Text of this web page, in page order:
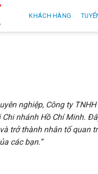
KHÁCH HÀNG
nghiệp, Công ty TNHH
nhánh Hồ Chí Minh.
trở thành nhân tố quan
các bạn.”